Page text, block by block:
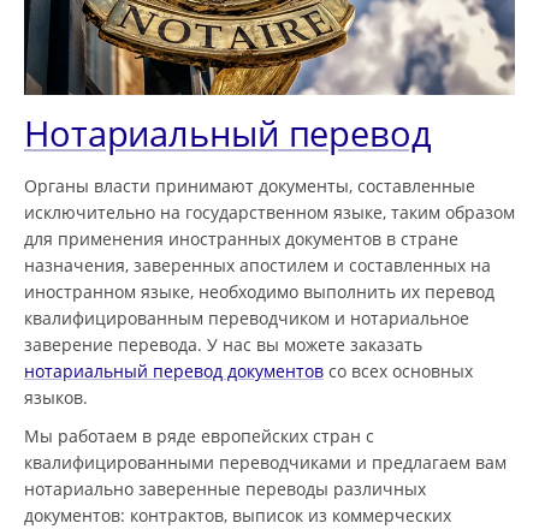
Нотариальный перевод
Органы власти принимают документы, составленные
исключительно на государственном языке, таким образом
для применения иностранных документов в стране
назначения, заверенных апостилем и составленных на
иностранном языке, необходимо выполнить их перевод
квалифицированным переводчиком и нотариальное
заверение перевода. У нас вы можете заказать
нотариальный перевод документов со всех основных
языков.
Мы работаем в ряде европейских стран с
квалифицированными переводчиками и предлагаем вам
нотариально заверенные переводы различных
документов: контрактов, выписок из коммерческих